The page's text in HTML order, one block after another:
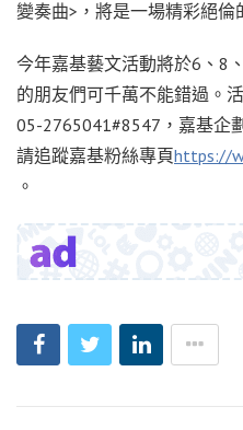
變奏曲>，將是一場精彩絕倫
今年嘉基藝文活動將於6、8
的朋友們可千萬不能錯過。
05-2765041#8547，嘉基企
請追蹤嘉基粉絲專頁https://
。